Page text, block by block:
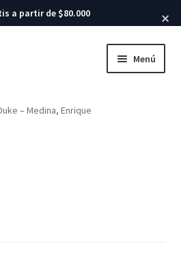
Buscar libros
a partir de $80.000 ×
Menú
– Medina, Enrique